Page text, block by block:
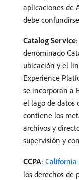
aplicaciones de
debe
Catalog Service
denominado
ubicación y el
Experience
se incorporan a
el lago de datos
contiene los
archivos y
supervisión y
CCPA: California
los derechos de